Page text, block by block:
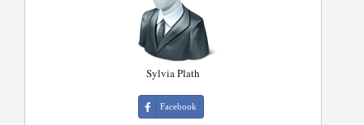
Sylvia Plath
Facebook